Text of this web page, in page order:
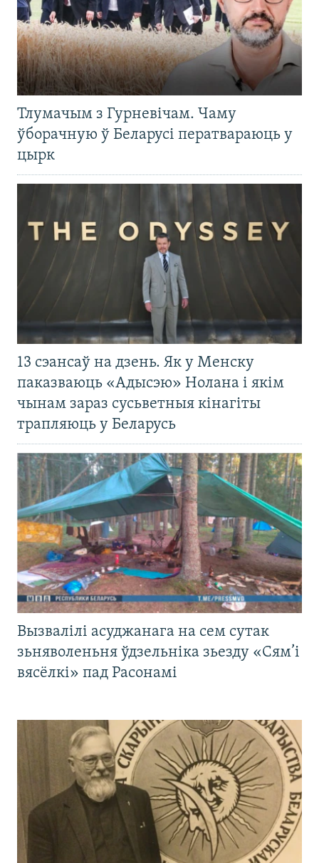
Тлумачым з Гурневічам. Чаму
ўборачную ў Беларусі ператвараюць у
цырк
13 сэансаў на дзень. Як у Менску
паказваюць «Адысэю» Нолана і якім
чынам зараз сусьветныя кінагіты
трапляюць у Беларусь
Вызвалілі асуджанага на сем сутак
зьняволеньня ўдзельніка зьезду «Сям’і
вясёлкі» пад Расонамі